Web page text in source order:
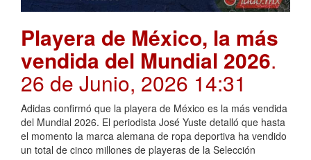
Playera de México, la más
vendida del Mundial 2026.
26 de Junio, 2026 14:31
Adidas confirmó que la playera de México es la más vendida
del Mundial 2026. El periodista José Yuste detalló que hasta
el momento la marca alemana de ropa deportiva ha vendido
un total de cinco millones de playeras de la Selección